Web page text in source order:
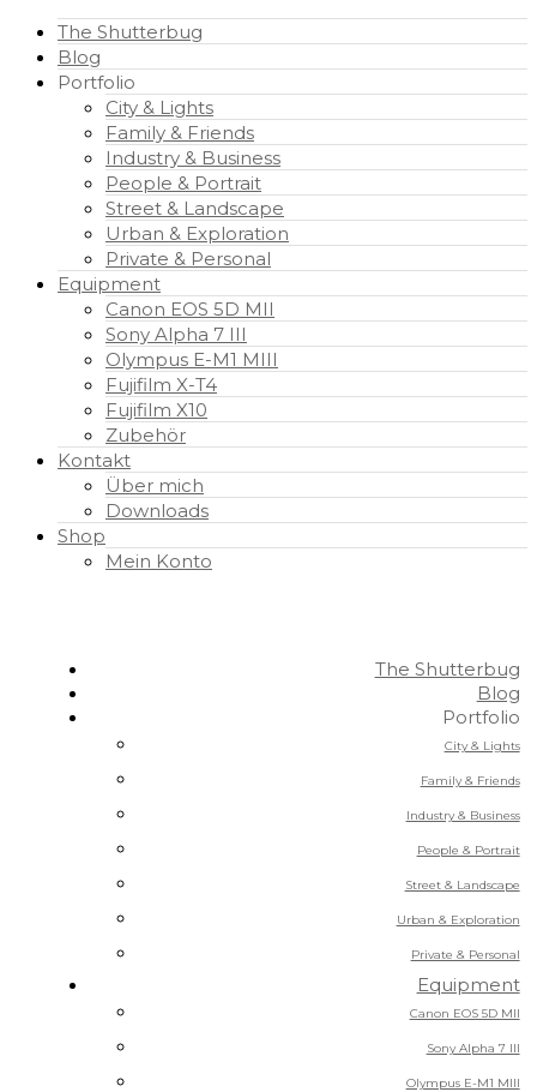
The Shutterbug
Blog
Portfolio
City & Lights
Family & Friends
Industry & Business
People & Portrait
Street & Landscape
Urban & Exploration
Private & Personal
Equipment
Canon EOS 5D MII
Sony Alpha 7 III
Olympus E-M1 MIII
Fujifilm X-T4
Fujifilm X10
Zubehör
Kontakt
Über mich
Downloads
Shop
Mein Konto
The Shutterbug
Blog
Portfolio
City & Lights
Family & Friends
Industry & Business
People & Portrait
Street & Landscape
Urban & Exploration
Private & Personal
Equipment
Canon EOS 5D MII
Sony Alpha 7 III
Olympus E-M1 MIII